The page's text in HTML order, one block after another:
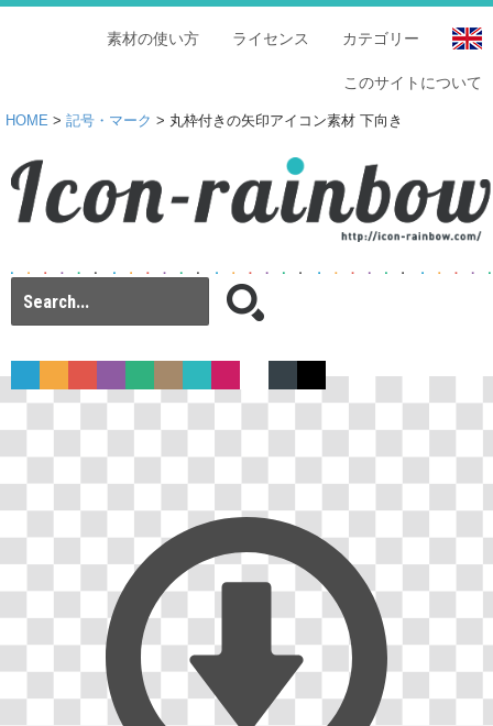
カテゴリー
ライセンス
素材の使い方
このサイトについて
HOME > 記号・マーク > 丸枠付きの矢印アイコン素材 下向き